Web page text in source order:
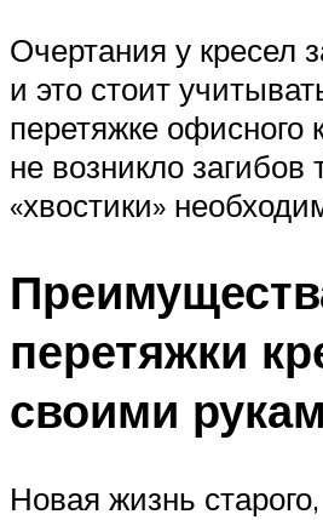
Очертания у кресел
и это стоит
перетяжке офисного
не возникло
«хвостики»
перетяжки
своими
Новая жизнь